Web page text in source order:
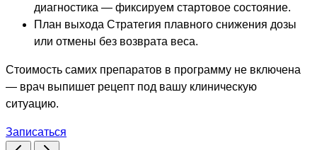
диагностика — фиксируем стартовое состояние.
План выхода Стратегия плавного снижения дозы
или отмены без возврата веса.
Стоимость самих препаратов в программу не включена
— врач выпишет рецепт под вашу клиническую
ситуацию.
Записаться